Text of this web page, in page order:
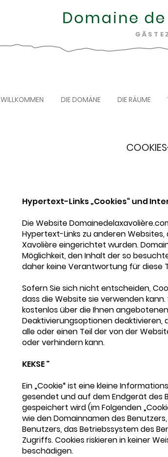
Domaine
WILLKOMMEN DIE DOMÄNE DIE RÄUME
Hypertext-Links „Cookies“ und
Die Website
Hypertext-Links zu anderen
Xavolière eingerichtet wurden.
Möglichkeit, den Inhalt der so
daher keine Verantwortung für diese
Sofern Sie sich nicht entscheiden,
dass die Website sie verwenden
kostenlos über die Ihnen
Deaktivierungsoptionen deaktivieren,
alle oder einen Teil der von der
oder verhindern kann.
KEKSE "
Ein „Cookie“ ist eine kleine
gesendet und auf dem Endgerät des
gespeichert wird (im Folgenden
wie den Domainnamen des
Benutzers, das Betriebssystem des
Zugriffs. Cookies riskieren in keiner
beschädigen.